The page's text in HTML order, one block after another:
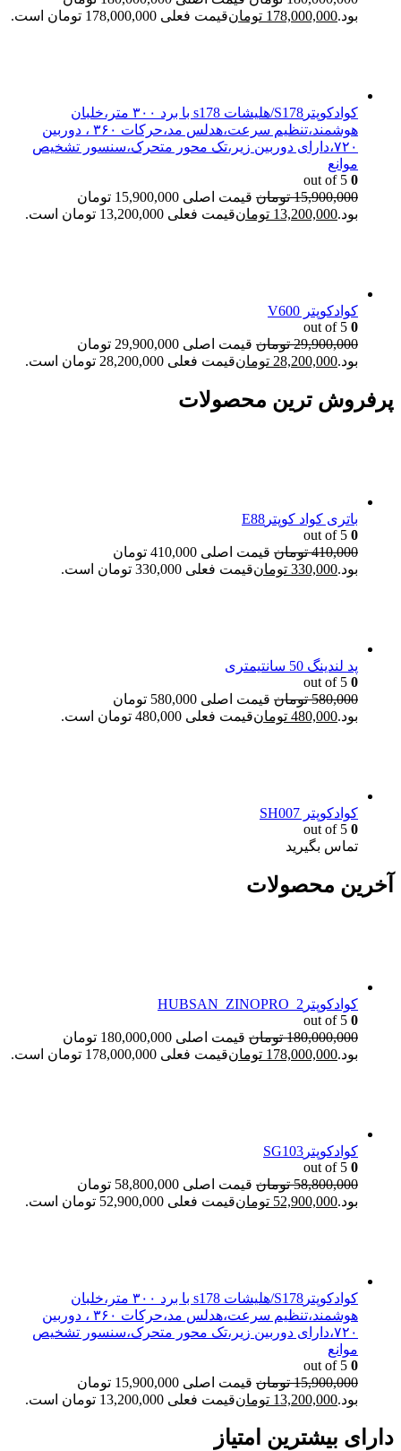
بود.178,000,000 تومانقیمت فعلی 178,000,000 تومان است.
کوادکوپترS178/هلیشات s178 با برد ۳۰۰ متر،خلبان
هوشمند،تنظیم سرعت،هدلس مد،حرکات ۳۶۰ ، دوربین
۷۲۰،دارای دوربین زیر،تک محور متحرک،سنسور تشخیص
موانع
0
15,900,000 تومان
قیمت اصلی 15,900,000 تومان
بود.13,200,000 تومانقیمت فعلی 13,200,000 تومان است.
کوادکوپتر V600
0
29,900,000 تومان
قیمت اصلی 29,900,000 تومان
بود.28,200,000 تومانقیمت فعلی 28,200,000 تومان است.
پرفروش ترین محصولات
باتری کواد کوپترE88
0
410,000 تومان
قیمت اصلی 410,000 تومان
بود.330,000 تومانقیمت فعلی 330,000 تومان است.
پد لندینگ 50 سانتیمتری
0
580,000 تومان
قیمت اصلی 580,000 تومان
بود.480,000 تومانقیمت فعلی 480,000 تومان است.
کوادکوپتر SH007
0
تماس بگیرید
آخرین محصولات
کوادکوپترHUBSAN_ZINOPRO_2
0
180,000,000 تومان
قیمت اصلی 180,000,000 تومان
بود.178,000,000 تومانقیمت فعلی 178,000,000 تومان است.
کوادکوپترSG103
0
58,800,000 تومان
قیمت اصلی 58,800,000 تومان
بود.52,900,000 تومانقیمت فعلی 52,900,000 تومان است.
کوادکوپترS178/هلیشات s178 با برد ۳۰۰ متر،خلبان
هوشمند،تنظیم سرعت،هدلس مد،حرکات ۳۶۰ ، دوربین
۷۲۰،دارای دوربین زیر،تک محور متحرک،سنسور تشخیص
موانع
0
15,900,000 تومان
قیمت اصلی 15,900,000 تومان
بود.13,200,000 تومانقیمت فعلی 13,200,000 تومان است.
دارای بیشترین امتیاز